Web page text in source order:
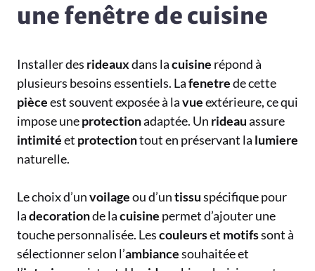
une fenêtre de cuisine
Installer des rideauxdans lacuisine répond à
plusieurs besoins essentiels. Lafenetrede cette
pièceest souvent exposée à lavueextérieure, ce qui
impose uneprotectionadaptée. Un rideauassure
intimitéet protectiontout en préservant la lumiere
naturelle.
Le choix d’unvoilageou d’untissuspécifique pour
ladecorationde lacuisine permet d’ajouter une
touche personnalisée. Lescouleurset motifssont à
sélectionner selon l’ambiancesouhaitée et